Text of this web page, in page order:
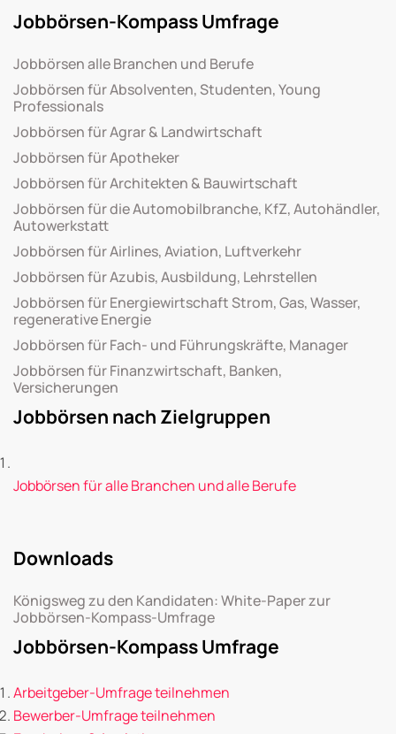
Jobbörsen-Kompass Umfrage
Jobbörsen alle Branchen und Berufe
Jobbörsen für Absolventen, Studenten, Young
Professionals
Jobbörsen für Agrar & Landwirtschaft
Jobbörsen für Apotheker
Jobbörsen für Architekten & Bauwirtschaft
Jobbörsen für die Automobilbranche, KfZ, Autohändler,
Autowerkstatt
Jobbörsen für Airlines, Aviation, Luftverkehr
Jobbörsen für Azubis, Ausbildung, Lehrstellen
Jobbörsen für Energiewirtschaft Strom, Gas, Wasser,
regenerative Energie
Jobbörsen für Fach- und Führungskräfte, Manager
Jobbörsen für Finanzwirtschaft, Banken,
Versicherungen
Jobbörsen nach Zielgruppen
Jobbörsen für alle Branchen und alle Berufe
Downloads
Königsweg zu den Kandidaten: White-Paper zur
Jobbörsen-Kompass-Umfrage
Jobbörsen-Kompass Umfrage
Arbeitgeber-Umfrage teilnehmen
Bewerber-Umfrage teilnehmen